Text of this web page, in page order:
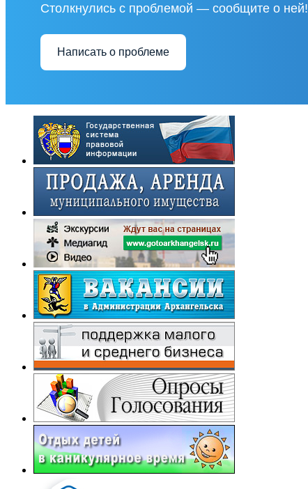
Столкнулись с проблемой — сообщите о ней!
Написать о проблеме